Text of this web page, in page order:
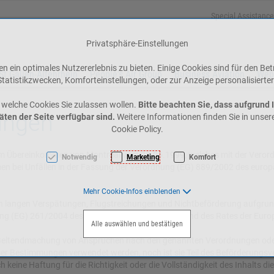
Special Assistance
Altenrhein People's Air Group Business Aviation
von Montreal vom 28.05.1999, welches mit der
bei Unfällen in der Fassung der Verordnung (EG) 889/2002 des
Verspätungen, Flugstreichungen und Nichtbeförderung
(EG) 261/2004 des europäischen Parlaments und des Rates der
von Ansprüchen nach den genannten Verordnungen
Bestimmungen verwendet werden, noch ist sie Teil des
keine Haftung für die Richtigkeit oder die Vollständigkeit des Inhalts
Privatsphäre-Einstellungen
ein optimales Nutzererlebnis zu bieten. Einige Cookies sind für den
Komforteinstellungen, oder zur Anzeige
Cookies Sie zulassen wollen. Bitte beachten Sie, dass
der Seite verfügbar sind. Weitere Informationen finden Sie in
Cookie Policy.
Notwendig Marketing Komfort
Mehr Cookie-Infos einblenden
Alle auswählen und bestätigen